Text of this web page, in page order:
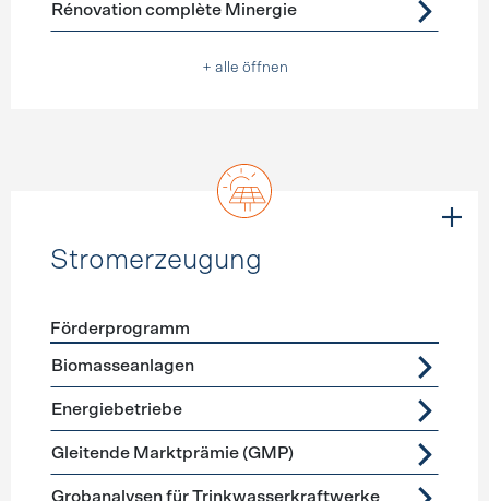
Rénovation complète Minergie
+ alle öffnen
Stromerzeugung
Förderprogramme
Förderprogramm
Biomasseanlagen
Energiebetriebe
Gleitende Marktprämie (GMP)
Grobanalysen für Trinkwasserkraftwerke